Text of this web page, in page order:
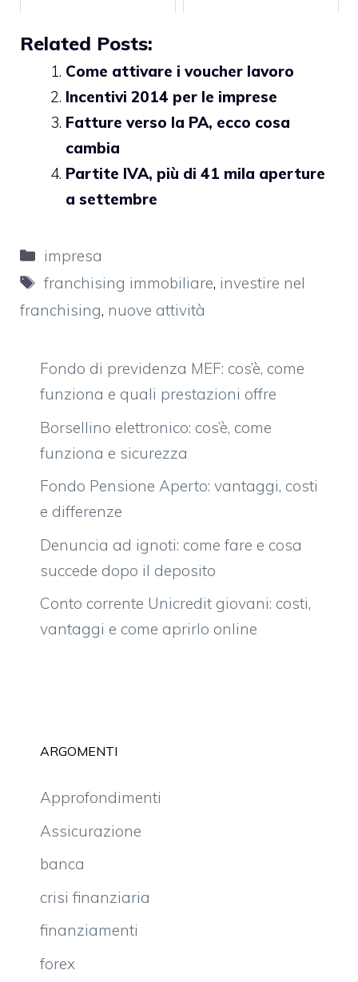
Related Posts:
Come attivare i voucher lavoro
Incentivi 2014 per le imprese
Fatture verso la PA, ecco cosa
cambia
Partite IVA, più di 41 mila aperture
a settembre
Categorie
impresa
Tag
franchising immobiliare, investire nel
franchising, nuove attività
Fondo di previdenza MEF: cos’è, come
funziona e quali prestazioni offre
Borsellino elettronico: cos’è, come
funziona e sicurezza
Fondo Pensione Aperto: vantaggi, costi
e differenze
Denuncia ad ignoti: come fare e cosa
succede dopo il deposito
Conto corrente Unicredit giovani: costi,
vantaggi e come aprirlo online
ARGOMENTI
Approfondimenti
Assicurazione
banca
crisi finanziaria
finanziamenti
forex